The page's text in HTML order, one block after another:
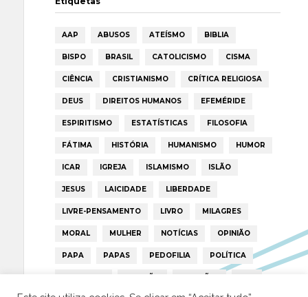
AAP ABUSOS ATEÍSMO BIBLIA
BISPO BRASIL CATOLICISMO CISMA
CIÊNCIA CRISTIANISMO CRÍTICA RELIGIOSA
DEUS DIREITOS HUMANOS EFEMÉRIDE
ESPIRITISMO ESTATÍSTICAS FILOSOFIA
FÁTIMA HISTÓRIA HUMANISMO HUMOR
ICAR IGREJA ISLAMISMO ISLÃO
JESUS LAICIDADE LIBERDADE
LIVRE-PENSAMENTO LIVRO MILAGRES
MORAL MULHER NOTÍCIAS OPINIÃO
PAPA PAPAS PEDOFILIA POLÍTICA
PORTUGAL RELIGIÃO RELIGIÕES RTP